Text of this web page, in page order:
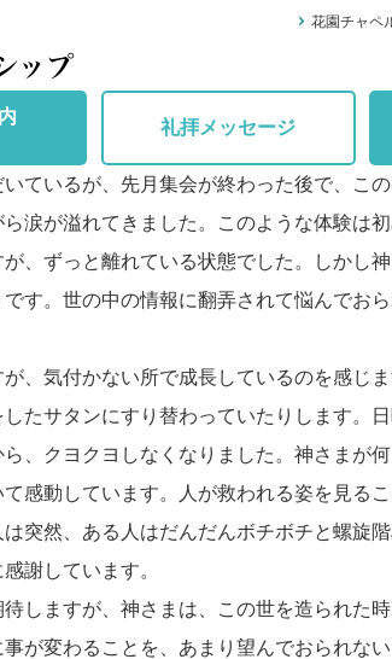
花園チャペ
礼拝メッセージ
ているが、先月集会が終わった後で、こ
涙が溢れてきました。このような体験は
、ずっと離れている状態でした。しかし
す。世の中の情報に翻弄されて悩んでお
、気付かない所で成長しているのを感じ
たサタンにすり替わっていたりします。
、クヨクヨしなくなりました。神さまが
感動しています。人が救われる姿を見る
突然、ある人はだんだんボチボチと螺旋
謝しています。
しますが、神さまは、この世を造られた
が変わることを、あまり望んでおられな